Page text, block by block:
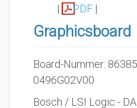
|
PDF |
Graphicsboard
Board-Nummer:
0496G02V00
Bosch / LSI Logic -